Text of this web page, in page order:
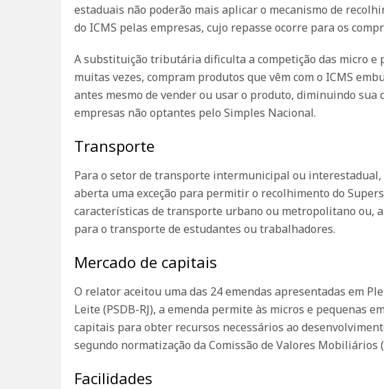
estaduais não poderão mais aplicar o mecanismo de
do ICMS pelas empresas, cujo repasse ocorre para os
A substituição tributária dificulta a competição das micro e
muitas vezes, compram produtos que vêm com o ICMS
antes mesmo de vender ou usar o produto, diminuindo sua
empresas não optantes pelo Simples Nacional.
Transporte
Para o setor de transporte intermunicipal ou
aberta uma exceção para permitir o recolhimento do
características de transporte urbano ou metropolitano ou,
para o transporte de estudantes ou trabalhadores.
Mercado de capitais
O relator aceitou uma das 24 emendas apresentadas em
Leite (PSDB-RJ), a emenda permite às micros e pequenas
capitais para obter recursos necessários ao
segundo normatização da Comissão de Valores Mobiliários
Facilidades